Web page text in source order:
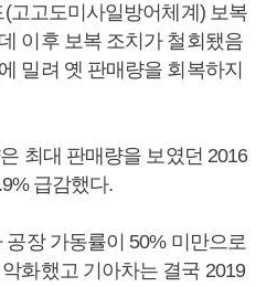
고고도미사일방어체계) 보복
이후 보복 조치가 철회됐음
밀려 옛 판매량을 회복하지
최대 판매량을 보였던 2016
급감했다.
장 가동률이 50% 미만으로
화했고 기아차는 결국 2019